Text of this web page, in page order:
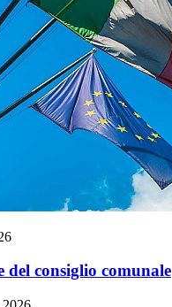
del consiglio comunale